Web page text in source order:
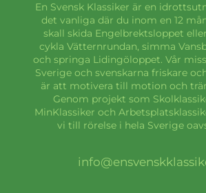
En Svensk Klassiker är en
det vanliga där du inom en 12
skall skida Engelbrektsloppet
cykla Vätternrundan, simma
och springa Lidingöloppet. Vår
Sverige och svenskarna friskare
är att motivera till motion och
Genom projekt som
MinKlassiker och
vi till rörelse i hela Sverige